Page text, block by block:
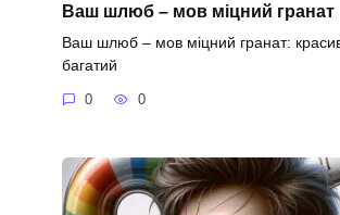
Ваш шлюб – мов міцний гранат
Ваш шлюб – мов міцний гранат:
багатий
0 0